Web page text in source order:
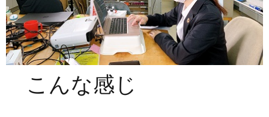
こんな感じ